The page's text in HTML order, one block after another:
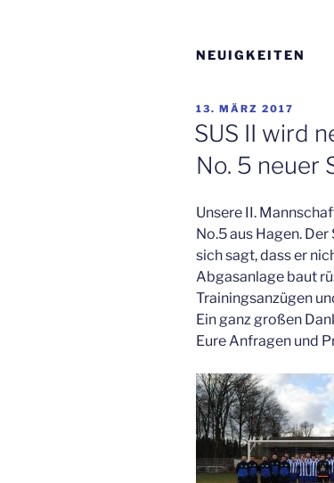
NEUIGKEITEN
VERÖFFENTLICHT
AM
13. MÄRZ 2017
SUS II wird
No. 5 neuer
Unsere II.
No.5 aus Hagen.
sich sagt, dass er
Abgasanlage baut
Trainingsanzügen
Ein ganz großen
Eure Anfragen und